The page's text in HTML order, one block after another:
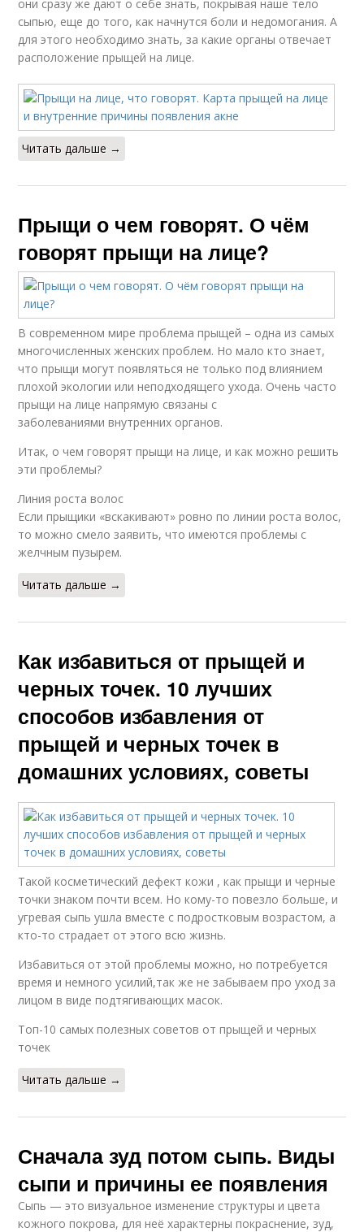
они сразу же дают о себе знать, покрывая наше тело
сыпью, еще до того, как начнутся боли и недомогания. А
для этого необходимо знать, за какие органы отвечает
расположение прыщей на лице.
Читать дальше →
Прыщи о чем говорят. О чём
говорят прыщи на лице?
В современном мире проблема прыщей – одна из самых
многочисленных женских проблем. Но мало кто знает,
что прыщи могут появляться не только под влиянием
плохой экологии или неподходящего ухода. Очень часто
прыщи на лице напрямую связаны с
заболеваниями внутренних органов.
Итак, о чем говорят прыщи на лице, и как можно решить
эти проблемы?
Линия роста волос
Если прыщики «вскакивают» ровно по линии роста волос,
то можно смело заявить, что имеются проблемы с
желчным пузырем.
Читать дальше →
Как избавиться от прыщей и
черных точек. 10 лучших
способов избавления от
прыщей и черных точек в
домашних условиях, советы
Такой косметический дефект кожи , как прыщи и черные
точки знаком почти всем. Но кому-то повезло больше, и
угревая сыпь ушла вместе с подростковым возрастом, а
кто-то страдает от этого всю жизнь.
Избавиться от этой проблемы можно, но потребуется
время и немного усилий,так же не забываем про уход за
лицом в виде подтягивающих масок.
Топ-10 самых полезных советов от прыщей и черных
точек
Читать дальше →
Сначала зуд потом сыпь. Виды
сыпи и причины ее появления
Сыпь — это визуальное изменение структуры и цвета
кожного покрова, для неё характерны покраснение, зуд,